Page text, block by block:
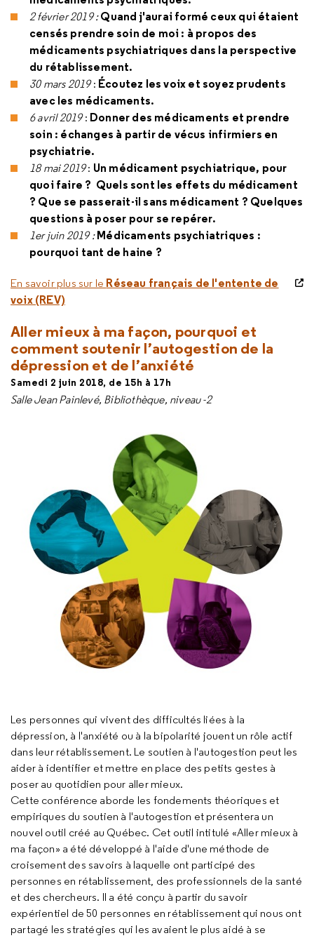
2 février 2019 :Quand j'aurai formé ceux qui étaient
censés prendre soin de moi : à propos des
médicaments psychiatriques dans la perspective
du rétablissement.
30 mars 2019: Écoutez les voix et soyez prudents
avec les médicaments.
6 avril 2019: Donner des médicaments et prendre
soin : échanges à partir de vécus infirmiers en
psychiatrie.
18 mai 2019: Un médicament psychiatrique, pour
quoi faire ? Quels sont les effets du médicament
? Que se passerait-il sans médicament ? Quelques
questions à poser pour se repérer.
1er juin 2019 :Médicaments psychiatriques :
pourquoi tant de haine ?
En savoir plus sur le Réseau français de l'entente de
voix (REV)
Aller mieux à ma façon, pourquoi et
comment soutenir l’autogestion de la
dépression et de l’anxiété
Samedi 2 juin 2018, de 15h à 17h
Salle Jean Painlevé, Bibliothèque, niveau -2
Les personnes qui vivent des difficultés liées à la
dépression, à l'anxiété ou à la bipolarité jouent un rôle actif
dans leur rétablissement. Le soutien à l'autogestion peut les
aider à identifier et mettre en place des petits gestes à
poser au quotidien pour aller mieux.
Cette conférence aborde les fondements théoriques et
empiriques du soutien à l'autogestion et présentera un
nouvel outil créé au Québec. Cet outil intitulé «Aller mieux à
ma façon» a été développé à l'aide d'une méthode de
croisement des savoirs à laquelle ont participé des
personnes en rétablissement, des professionnels de la santé
et des chercheurs. Il a été conçu à partir du savoir
expérientiel de 50 personnes en rétablissement qui nous ont
partagé les stratégies qui les avaient le plus aidé à se